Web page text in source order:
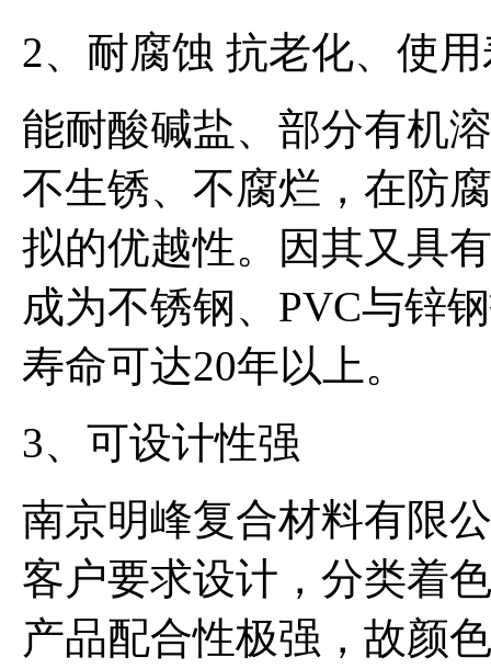
2、耐腐蚀 抗老化、使
能耐酸碱盐、部分有机
不生锈、不腐烂，在防
拟的优越性。因其又具
成为不锈钢、PVC与锌
寿命可达20年以上。
3、可设计性强
南京明峰复合材料有限
客户要求设计，分类着
产品配合性极强，故颜